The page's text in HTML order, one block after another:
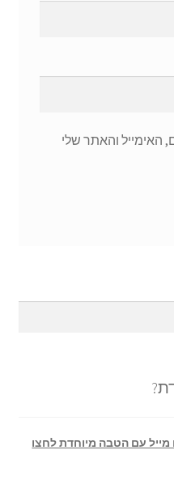
והאתר שלי
מייל עם הטבה מיוחדת לחצו